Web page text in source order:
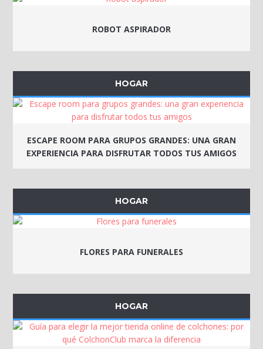
ROBOT ASPIRADOR
HOGAR
ESCAPE ROOM PARA GRUPOS GRANDES: UNA GRAN
EXPERIENCIA PARA DISFRUTAR TODOS TUS AMIGOS
HOGAR
FLORES PARA FUNERALES
HOGAR